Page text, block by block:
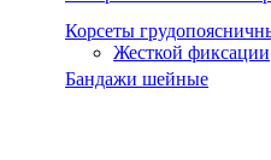
Корсеты
Жесткой фиксации
Бандажи шейные